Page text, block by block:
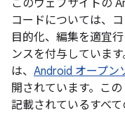
このウェブサイトの
コードについては、
目的化、編集を適宜
ンスを付与していま
は、 Android オープン
開されています。こ
記載されているすべて